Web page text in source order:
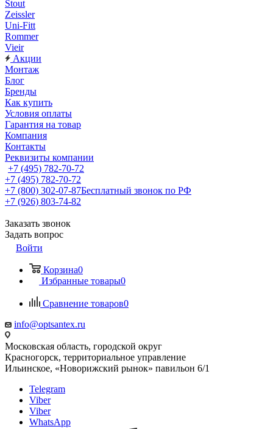
Stout
Zeissler
Uni-Fitt
Rommer
Vieir
Акции
Монтаж
Блог
Бренды
Как купить
Условия оплаты
Гарантия на товар
Компания
Контакты
Реквизиты компании
+7 (495) 782-70-72
+7 (495) 782-70-72
+7 (800) 302-07-87Бесплатный звонок по РФ
+7 (926) 803-74-82
Заказать звонок
Задать вопрос
Войти
Корзина0
Избранные товары0
Сравнение товаров0
info@optsantex.ru
Московская область, городской округ
Красногорск, территориальное управление
Ильинское, «Новорижский рынок» павильон 6/1
Telegram
Viber
Viber
WhatsApp